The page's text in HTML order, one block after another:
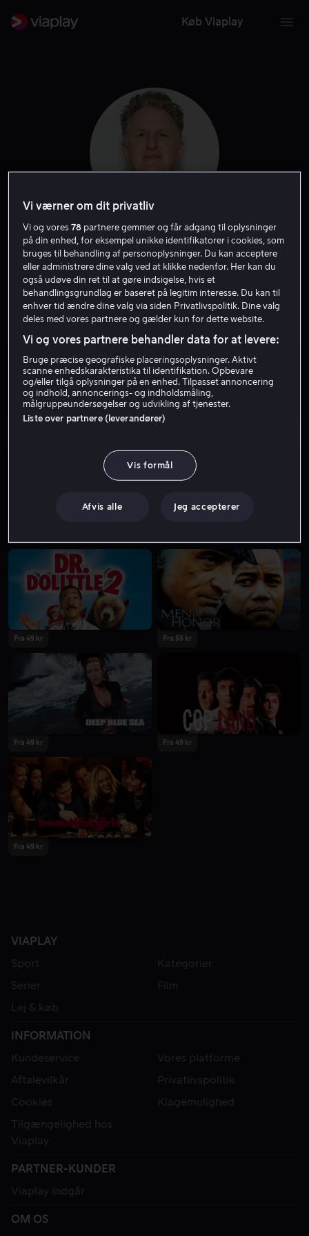
Køb Viaplay
Michael Rapaport
Skuespiller Stemme Gæst
Fra 49 kr Fra 55 kr
Fra 49 kr Fra 49 kr
Fra 49 kr
VIAPLAY
Sport
Kategorier
Serier
Film
Lej & køb
INFORMATION
Kundeservice
Vores platforme
Aftalevilkår
Privatlivspolitik
Cookies
Klagemulighed
Tilgængelighed hos
Viaplay
PARTNER-KUNDER
Viaplay indgår
OM OS
Vi værner om dit privatliv
Vi og vores78 partnere gemmer og får adgang til oplysninger
på din enhed, for eksempel unikke identifikatorer i cookies, som
bruges til behandling af personoplysninger. Du kan acceptere
eller administrere dine valg ved at klikke nedenfor. Her kan du
også udøve din ret til at gøre indsigelse, hvis et
behandlingsgrundlag er baseret på legitim interesse. Du kan til
enhver tid ændre dine valg via siden Privatlivspolitik. Dine valg
deles med vores partnere og gælder kun for dette website.
Vi og vores partnere behandler data for at levere:
Bruge præcise geografiske placeringsoplysninger. Aktivt
scanne enhedskarakteristika til identifikation. Opbevare
og/eller tilgå oplysninger på en enhed. Tilpasset annoncering
og indhold, annoncerings- og indholdsmåling,
målgruppeundersøgelser og udvikling af tjenester.
Liste over partnere (leverandører)
Vis formål
Afvis alle Jeg accepterer